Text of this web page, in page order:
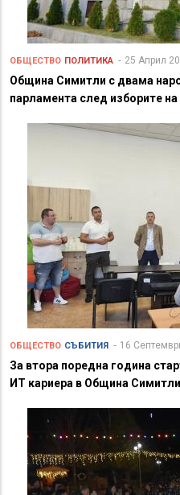
ОБЩЕСТВО ПОЛИТИКА 25 Април
Община Симитли с двама
парламента след изборите на
ОБЩЕСТВО СЪБИТИЯ 16
За втора поредна година
ИТ кариера в Община Симитли